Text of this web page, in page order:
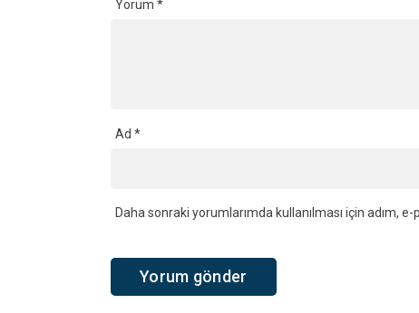
Yorum *
Ad *
Daha sonraki yorumlarımda kullanılması için adım,